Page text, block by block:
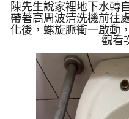
陳先生說家裡地下水轉
帶著高周波清洗機前往
化後，螺旋脈衝一啟動
來像是中藥湯，源源不
淨出水量也變大了。
除」？ 單靠水壓帶不
顏色，反映了不同的居
線老化徵兆。 黑色（
綠色（銅綠）： 銅
膜
觀看